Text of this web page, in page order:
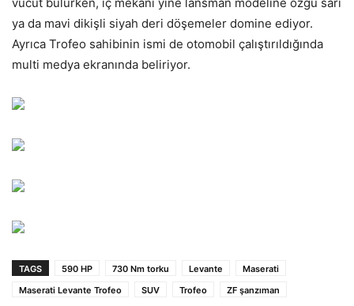
ya da mavi dikişli siyah deri döşemeler domine ediyor.
Ayrıca Trofeo sahibinin ismi de otomobil çalıştırıldığında
multi medya ekranında beliriyor.
TAGS 590 HP 730 Nm torku Levante
Maserati
Maserati Levante Trofeo
SUV Trofeo ZF şanzıman